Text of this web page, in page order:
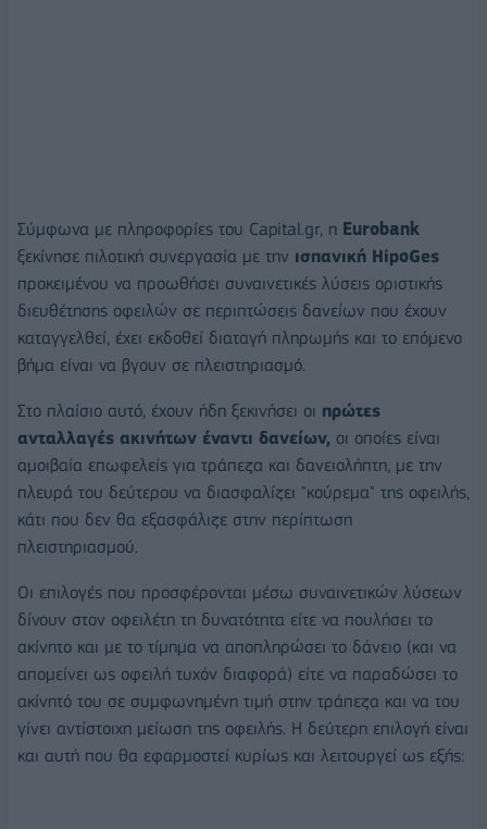
Σύμφωνα με πληροφορίες του Capital.gr, η Eurobank
ξεκίνησε πιλοτική συνεργασία με την ισπανική HipoGes
προκειμένου να προωθήσει συναινετικές λύσεις οριστικής
διευθέτησης οφειλών σε περιπτώσεις δανείων που έχουν
καταγγελθεί, έχει εκδοθεί διαταγή πληρωμής και το επόμενο
βήμα είναι να βγουν σε πλειστηριασμό.
Στο πλαίσιο αυτό, έχουν ήδη ξεκινήσει οι πρώτες
ανταλλαγές ακινήτων έναντι δανείων, οι οποίες είναι
αμοιβαία επωφελείς για τράπεζα και δανειολήπτη, με την
πλευρά του δεύτερου να διασφαλίζει "κούρεμα" της οφειλής,
κάτι που δεν θα εξασφάλιζε στην περίπτωση
πλειστηριασμού.
Οι επιλογές που προσφέρονται μέσω συναινετικών λύσεων
δίνουν στον οφειλέτη τη δυνατότητα είτε να πουλήσει το
ακίνητο και με το τίμημα να αποπληρώσει το δάνειο (και να
απομείνει ως οφειλή τυχόν διαφορά) είτε να παραδώσει το
ακίνητό του σε συμφωνημένη τιμή στην τράπεζα και να του
γίνει αντίστοιχη μείωση της οφειλής. Η δεύτερη επιλογή είναι
και αυτή που θα εφαρμοστεί κυρίως και λειτουργεί ως εξής: